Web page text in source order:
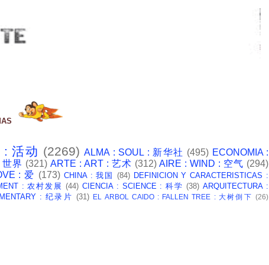
: 活动 (2269) ALMA : SOUL : 新华社 (495) ECONOMIA :
世界 (321) ARTE : ART : 艺术 (312) AIRE : WIND : 空气 (294)
: 爱 (173) CHINA : 我国 (84) DEFINICION Y CARACTERISTICAS :
: 农村发展 (44) CIENCIA : SCIENCE : 科学 (38) ARQUITECTURA :
: 纪录片 (31) EL ARBOL CAIDO : FALLEN TREE : 大树倒下 (26)